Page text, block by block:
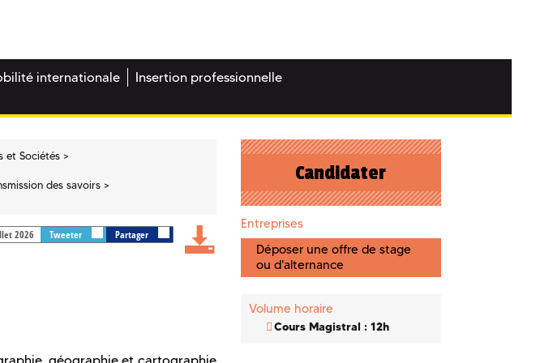
internationale
Insertion professionnelle
et Sociétés
des savoirs
2026 Tweeter Partager
Candidater
Entreprises
Déposer une offre de stage
ou d'alternance
Volume horaire
Cours Magistral : 12h